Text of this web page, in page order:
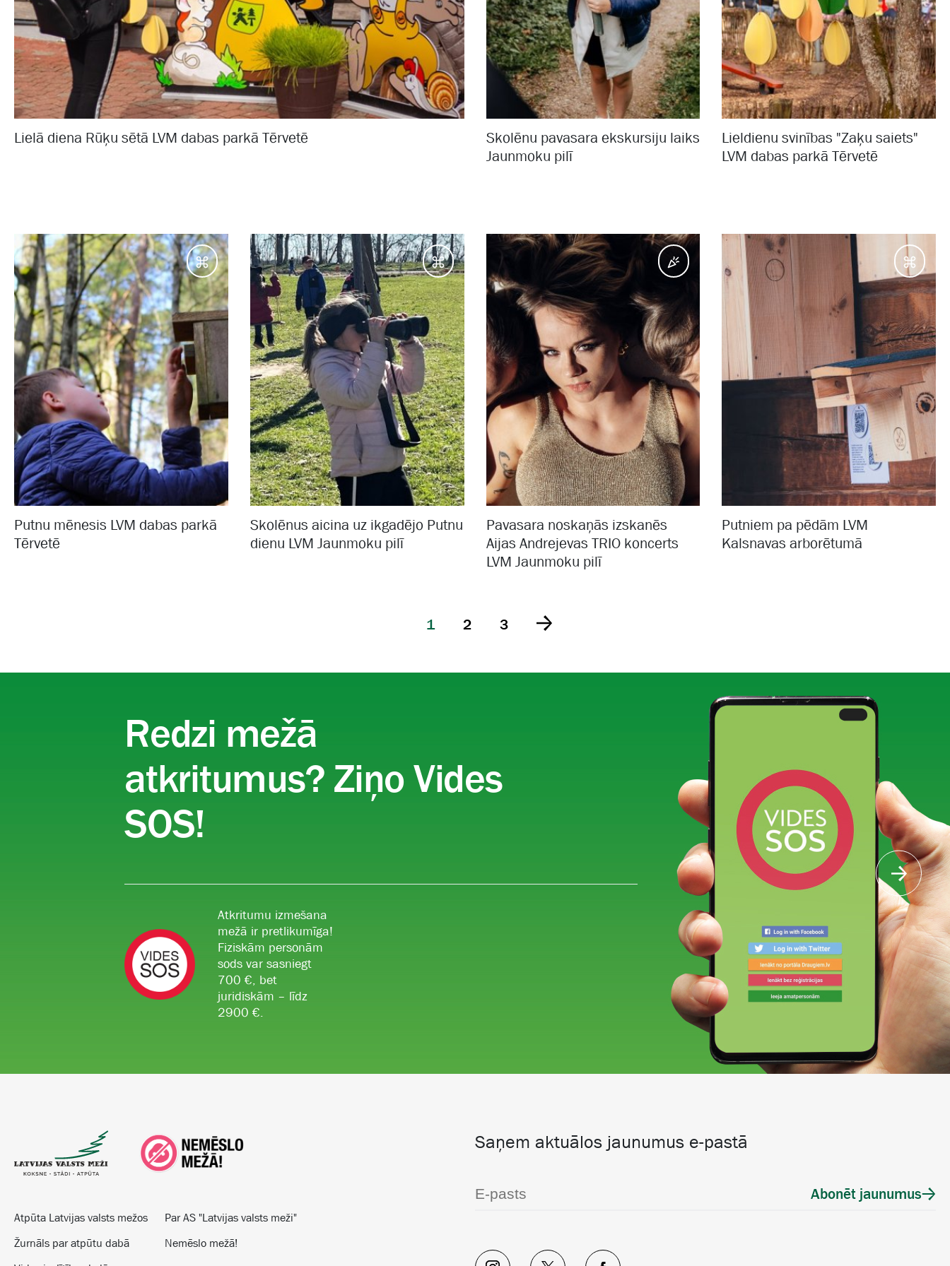
Lielā diena Rūķu sētā LVM dabas parkā Tērvetē
Skolēnu pavasara ekskursiju laiks
Jaunmoku pilī
Lieldienu svinības "Zaķu saiets"
LVM dabas parkā Tērvetē
Galamērķi
Putnu mēnesis LVM dabas parkā
Tērvetē
Galamērķi
Skolēnus aicina uz ikgadējo Putnu
dienu LVM Jaunmoku pilī
Pasākumi
Pavasara noskaņās izskanēs
Aijas Andrejevas TRIO koncerts
LVM Jaunmoku pilī
Putniem pa pēdām LVM
Kalsnavas arborētumā
1 2 3
Redzi mežā
atkritumus? Ziņo Vides
SOS!
Atkritumu izmešana
mežā ir pretlikumīga!
Fiziskām personām
sods var sasniegt
700 €, bet
juridiskām – līdz
2900 €.
Atpūta Latvijas valsts mežos
Par AS "Latvijas valsts meži"
Žurnāls par atpūtu dabā
Nemēslo mežā!
Saņem aktuālos jaunumus e-pastā
Abonēt jaunumus